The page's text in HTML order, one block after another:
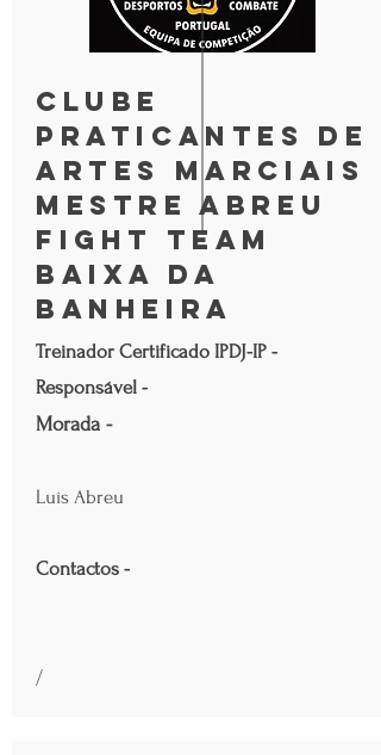
Clube
Praticantes de
Artes Marciais
Mestre Abreu
Fight Team
Baixa da
Banheira
Treinador Certificado IPDJ-IP -
Responsável -
Morada -
Luís Abreu
Contactos -
/